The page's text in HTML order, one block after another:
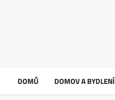
DOMŮ DOMOV A BYDLENÍ